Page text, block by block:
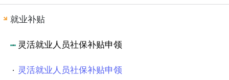
就业补贴
灵活就业人员社保补贴申领
灵活就业人员社保补贴申领